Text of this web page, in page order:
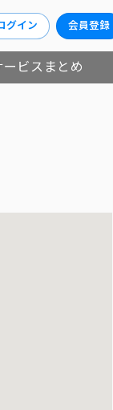
グイン 会員登録
ビスまとめ